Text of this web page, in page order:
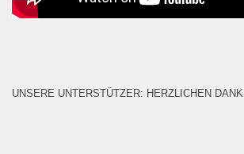
UNSERE UNTERSTÜTZER: HERZLICHEN DANK